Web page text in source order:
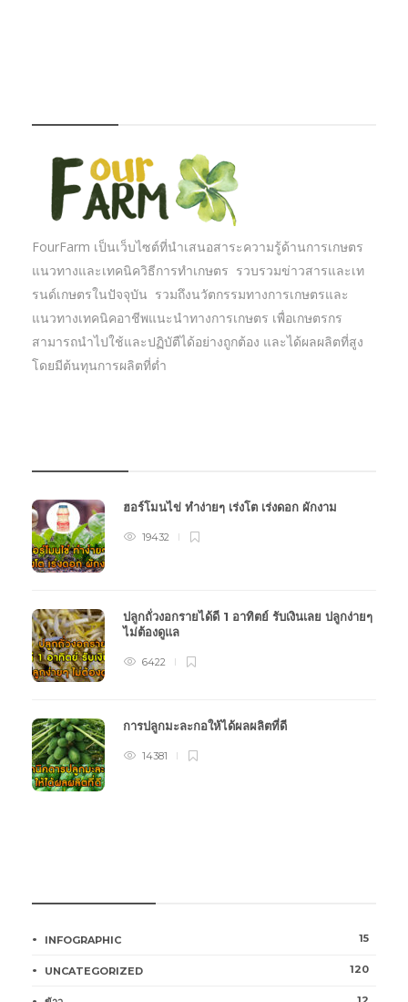
FourFarm เป็นเว็บไซต์ที่นำเสนอสาระความรู้ด้านการเกษตร
แนวทางและเทคนิควิธีการทำเกษตร รวบรวมข่าวสารและเท
รนด์เกษตรในปัจจุบัน รวมถึงนวัตกรรมทางการเกษตรและ
แนวทางเทคนิคอาชีพแนะนำทางการเกษตร เพื่อเกษตรกร
สามารถนำไปใช้และปฏิบัตืได้อย่างถูกต้อง และได้ผลผลิตที่สูง
โดยมีต้นทุนการผลิตที่ต่ำ
ฮอร์โมนไข่ ทำง่ายๆ เร่งโต เร่งดอก ผักงาม
19432
ปลูกถั่วงอกรายได้ดี 1 อาทิตย์ รับเงินเลย ปลูกง่ายๆ
ไม่ต้องดูแล
6422
การปลูกมะละกอให้ได้ผลผลิตที่ดี
14381
INFOGRAPHIC 15
UNCATEGORIZED 120